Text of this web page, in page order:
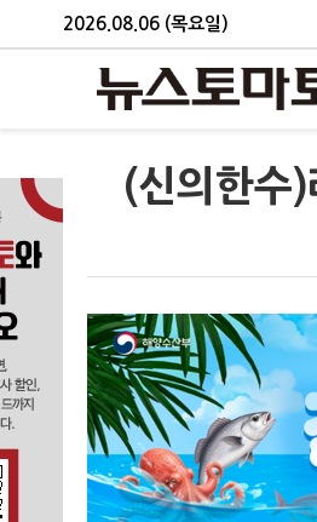
2026.08.06 (목요일)
(신의한수